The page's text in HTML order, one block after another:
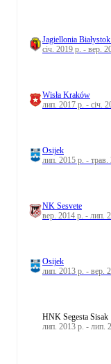
Jagiellonia Białystok
січ. 2019 р. - вер.
Wisła Kraków
лип. 2017 р. - січ.
Osijek
лип. 2015 р. - трав.
NK Sesvete
вер. 2014 р. - лип.
Osijek
лип. 2013 р. - вер.
HNK Segesta Sisak
лип. 2013 р. - лип.